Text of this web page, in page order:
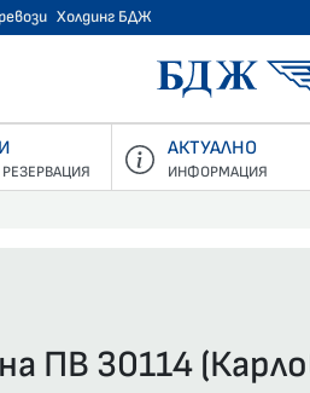
Холдинг БДЖ
АКТУАЛНО
ИНФОРМАЦИЯ
ПВ 30114